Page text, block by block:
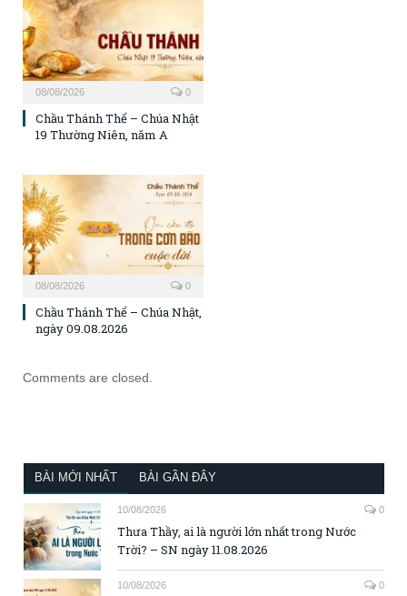
08/08/2026 0
Chầu Thánh Thể – Chúa Nhật
19 Thường Niên, năm A
08/08/2026 0
Chầu Thánh Thể – Chúa Nhật,
ngày 09.08.2026
Comments are closed.
BÀI MỚI NHẤT BÀI GẦN ĐÂY
10/08/2026 0
Thưa Thầy, ai là người lớn nhất trong Nước
Trời? – SN ngày 11.08.2026
10/08/2026 0